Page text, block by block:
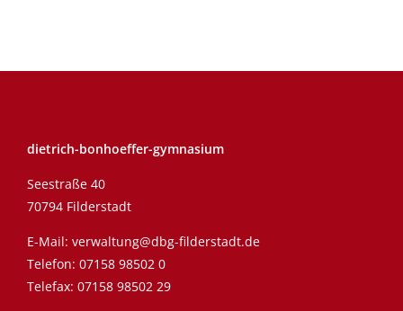
dietrich-bonhoeffer-gymnasium
Seestraße 40
70794 Filderstadt
E-Mail: verwaltung@dbg-filderstadt.de
Telefon: 07158 98502 0
Telefax: 07158 98502 29